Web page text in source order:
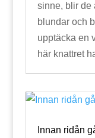
sinne, blir de
blundar och
upptäcka en
här knattret
Innan ridån